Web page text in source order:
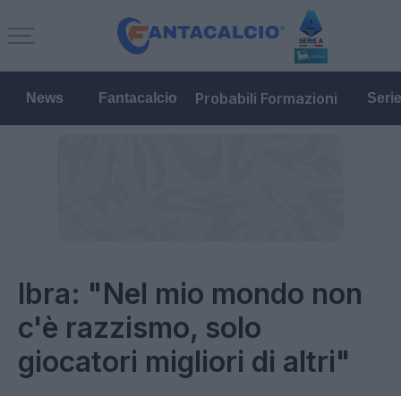
News Fantacalcio Probabili Formazioni
Ibra: "Nel mio mondo non
c'è razzismo, solo
giocatori migliori di altri"